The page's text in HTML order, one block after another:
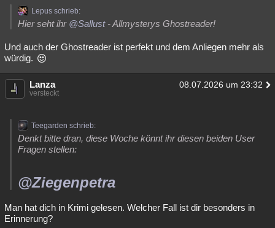
Lepus schrieb:
Hier seht ihr @Sallust- Allmysterys Ghostreader!
Und auch der Ghostreader ist perfekt und dem Anliegen mehr als
würdig.
Lanza 08.07.2026 um 23:32
versteckt
Teegarden schrieb:
Denkt bitte dran, diese Woche könnt ihr diesen beiden User
Fragen stellen:
@Ziegenpetra
Man hat dich in Krimi gelesen. Welcher Fall ist dir besonders in
Erinnerung?